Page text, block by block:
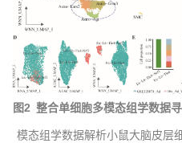
图2 整合单细胞多模态组学数据寻
模态组学数据解析小鼠大脑皮层